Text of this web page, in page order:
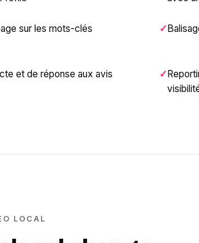
sur les mots-clés
et de réponse aux avis
LOCAL